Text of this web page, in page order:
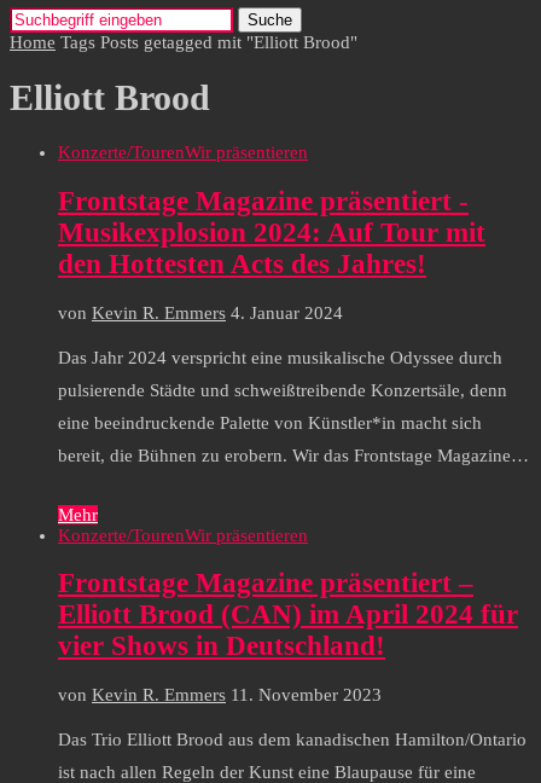
Suche
Home Tags Posts getagged mit "Elliott Brood"
Elliott Brood
Konzerte/TourenWir präsentieren
Frontstage Magazine präsentiert -
Musikexplosion 2024: Auf Tour mit
den Hottesten Acts des Jahres!
von Kevin R. Emmers 4. Januar 2024
Das Jahr 2024 verspricht eine musikalische Odyssee durch
pulsierende Städte und schweißtreibende Konzertsäle, denn
eine beeindruckende Palette von Künstler*in macht sich
bereit, die Bühnen zu erobern. Wir das Frontstage Magazine…
Mehr
Konzerte/TourenWir präsentieren
Frontstage Magazine präsentiert –
Elliott Brood (CAN) im April 2024 für
vier Shows in Deutschland!
von Kevin R. Emmers 11. November 2023
Das Trio Elliott Brood aus dem kanadischen Hamilton/Ontario
ist nach allen Regeln der Kunst eine Blaupause für eine